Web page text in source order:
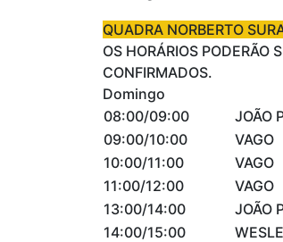
QUADRA NORBERTO
OS HORÁRIOS PODERÃO
CONFIRMADOS.
Domingo
08:00/09:00
JOÃO
09:00/10:00
VAGO
10:00/11:00
VAGO
11:00/12:00
VAGO
13:00/14:00
JOÃO
14:00/15:00